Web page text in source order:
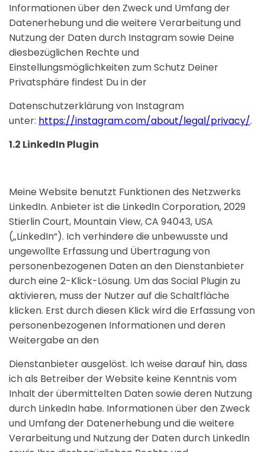
Informationen über den Zweck und Umfang der
Datenerhebung und die weitere Verarbeitung und
Nutzung der Daten durch Instagram sowie Deine
diesbezüglichen Rechte und
Einstellungsmöglichkeiten zum Schutz Deiner
Privatsphäre findest Du in der
Datenschutzerklärung von Instagram
unter: https://instagram.com/about/legal/privacy/.
1.2 LinkedIn Plugin
Meine Website benutzt Funktionen des Netzwerks
LinkedIn. Anbieter ist die LinkedIn Corporation, 2029
Stierlin Court, Mountain View, CA 94043, USA
(„LinkedIn“). Ich verhindere die unbewusste und
ungewollte Erfassung und Übertragung von
personenbezogenen Daten an den Dienstanbieter
durch eine 2-Klick-Lösung. Um das Social Plugin zu
aktivieren, muss der Nutzer auf die Schaltfläche
klicken. Erst durch diesen Klick wird die Erfassung von
personenbezogenen Informationen und deren
Weitergabe an den
Dienstanbieter ausgelöst. Ich weise darauf hin, dass
ich als Betreiber der Website keine Kenntnis vom
Inhalt der übermittelten Daten sowie deren Nutzung
durch LinkedIn habe. Informationen über den Zweck
und Umfang der Datenerhebung und die weitere
Verarbeitung und Nutzung der Daten durch LinkedIn